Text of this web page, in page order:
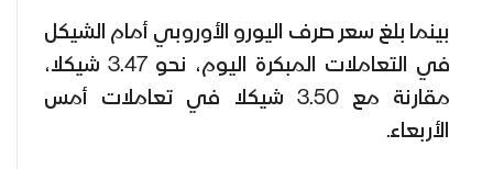
بينما بلغ سعر صرف اليورو الأوروبي أمام الشيكل
في التعاملات المبكرة اليوم، نحو 3.47 شيكلا،
مقارنة مع 3.50 شيكلا في تعاملات أمس
الأربعاء.